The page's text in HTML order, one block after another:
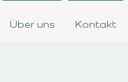
Über uns Kontakt